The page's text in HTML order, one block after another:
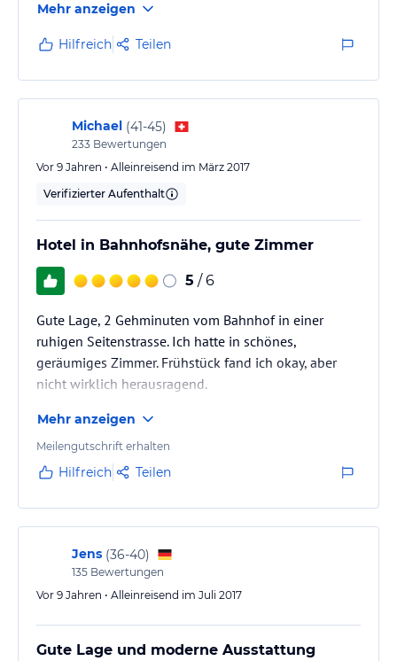
Mehr anzeigen
Hilfreich Teilen
Michael (41-45)
233 Bewertungen
Vor 9 Jahren • Alleinreisend im März 2017
Verifizierter Aufenthalt
Hotel in Bahnhofsnähe, gute Zimmer
5 / 6
Gute Lage, 2 Gehminuten vom Bahnhof in einer
ruhigen Seitenstrasse. Ich hatte in schönes,
geräumiges Zimmer. Frühstück fand ich okay, aber
nicht wirklich herausragend.
Mehr anzeigen
Meilengutschrift erhalten
Hilfreich Teilen
Jens (36-40)
135 Bewertungen
Vor 9 Jahren • Alleinreisend im Juli 2017
Gute Lage und moderne Ausstattung